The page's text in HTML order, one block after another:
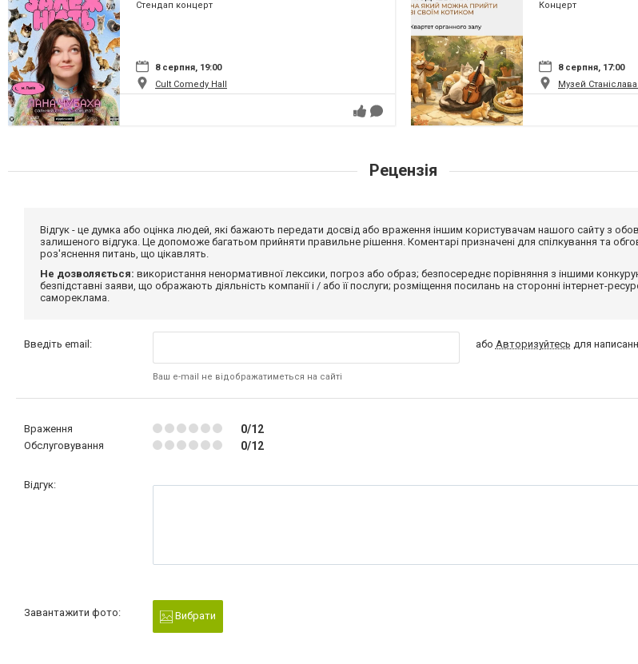
Стендап концерт
8 серпня, 19:00
Cult Comedy Hall
Концерт
8 серпня, 17:00
Музей
Рецензія
Відгук - це думка або оцінка людей, які бажають передати досвід або враження іншим користувачам нашого сайту з
залишеного відгука. Це допоможе багатьом прийняти правильне рішення. Коментарі призначені для спілкування та
роз'яснення питань, що цікавлять.
Не дозволяється: використання ненормативної лексики, погроз або образ; безпосереднє порівняння з іншими
безпідставні заяви, що ображають діяльність компанії і / або її послуги; розміщення посилань на сторонні інтернет-
самореклама.
Введіть email:
Ваш e-mail не відображатиметься на сайті
або Авторизуйтесь для
Враження 0/12
Обслуговування 0/12
Відгук:
Завантажити фото: Вибрати